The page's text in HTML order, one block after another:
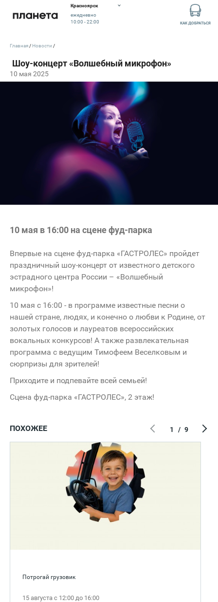
Красноярск
ежедневно
10:00 - 22:00
КАК ДОБРАТЬСЯ
10 мая 2025
Главная Новости
10 мая в 16:00 на сцене фуд-парка
Впервые на сцене фуд-парка «ГАСТРОЛЕС» пройдет
праздничный шоу-концерт от известного детского
эстрадного центра России – «Волшебный
микрофон»!
10 мая с 16:00 - в программе известные песни о
нашей стране, людях, и конечно о любви к Родине, от
золотых голосов и лауреатов всероссийских
вокальных конкурсов! А также развлекательная
программа с ведущим Тимофеем Веселковым и
сюрпризы для зрителей!
Приходите и подпевайте всей семьей!
Сцена фуд-парка «ГАСТРОЛЕС», 2 этаж!
ПОХОЖЕЕ
Потрогай грузовик
15 августа с 12:00 до 16:00
1 / 9